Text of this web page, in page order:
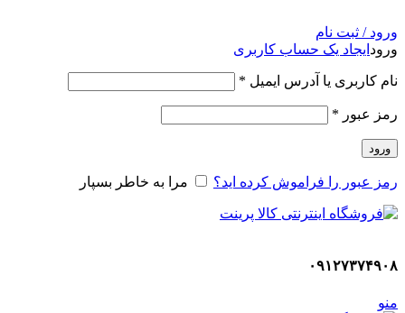
ورود / ثبت نام
ورود ایجاد یک حساب کاربری
نام کاربری یا آدرس ایمیل *
رمز عبور *
ورود
رمز عبور را فراموش کرده اید؟ مرا به خاطر بسپار
۰۹۱۲۷۳۷۴۹۰۸
منو